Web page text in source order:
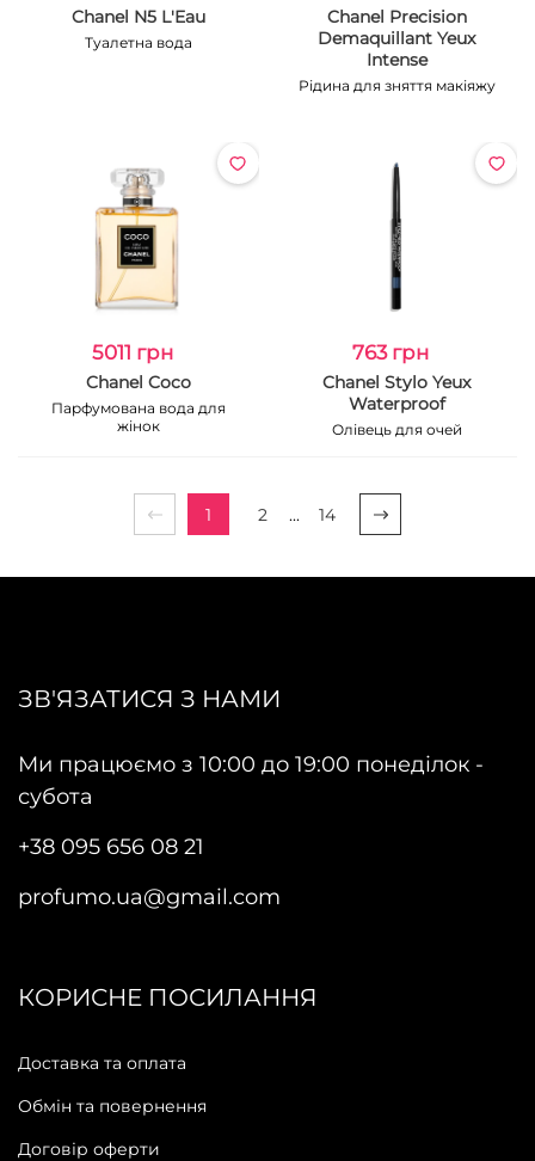
Chanel N5 L'Eau
Туалетна вода
Chanel Precision
Demaquillant Yeux
Intense
Рідина для зняття макіяжу
5011 грн
Chanel Coco
Парфумована вода для
жінок
763 грн
Chanel Stylo Yeux
Waterproof
Олівець для очей
1 2 ... 14
ЗВ'ЯЗАТИСЯ З НАМИ
Ми працюємо з 10:00 до 19:00 понеділок -
субота
+38 095 656 08 21
profumo.ua@gmail.com
КОРИСНЕ ПОСИЛАННЯ
Доставка та оплата
Обмін та повернення
Договір оферти